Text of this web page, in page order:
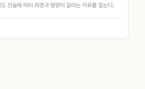
진술에 따라 죄명과 형량이 갈리는 이유를 짚는다.